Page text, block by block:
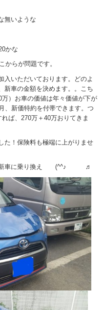
無いような
かな
らが問題です。
入いただいております。どのよ
新車の金額を決めます。。こち
）お車の価値は年々価値が下が
、新価特約を付帯できます。つ
ば、270万＋40万おりてきま
た！保険料も極端に上がりませ
く新車に乗り換え (^^♪ ♬